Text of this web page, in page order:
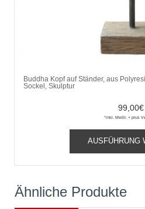
Buddha Kopf auf Ständer, aus
Sockel, Skulptur
99,00€
*inkl. MwSt. + plus
AUSFÜHRUNG
Ähnliche Produkte